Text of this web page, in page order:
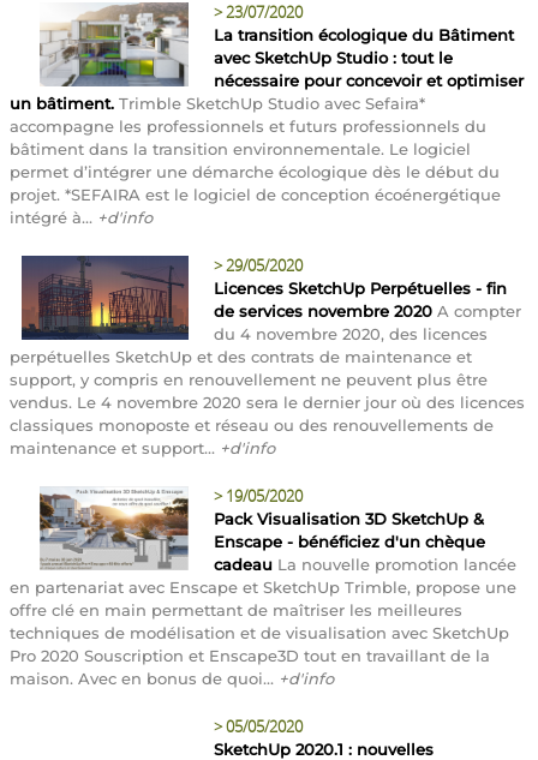
>23/07/2020
La transition écologique du Bâtiment
avec SketchUp Studio : tout le
nécessaire pour concevoir et optimiser
un bâtiment. Trimble SketchUp Studio avec Sefaira*
accompagne les professionnels et futurs professionnels du
bâtiment dans la transition environnementale. Le logiciel
permet d’intégrer une démarche écologique dès le début du
projet. *SEFAIRA est le logiciel de conception écoénergétique
intégré à... +d'info
>29/05/2020
Licences SketchUp Perpétuelles - fin
de services novembre 2020 A compter
du 4 novembre 2020, des licences
perpétuelles SketchUp et des contrats de maintenance et
support, y compris en renouvellement ne peuvent plus être
vendus. Le 4 novembre 2020 sera le dernier jour où des licences
classiques monoposte et réseau ou des renouvellements de
maintenance et support... +d'info
> 19/05/2020
Pack Visualisation 3D SketchUp &
Enscape - bénéficiez d'un chèque
cadeau La nouvelle promotion lancée
en partenariat avec Enscape et SketchUp Trimble, propose une
offre clé en main permettant de maîtriser les meilleures
techniques de modélisation et de visualisation avec SketchUp
Pro 2020 Souscription et Enscape3D tout en travaillant de la
maison. Avec en bonus de quoi... +d'info
>05/05/2020
SketchUp 2020.1 : nouvelles